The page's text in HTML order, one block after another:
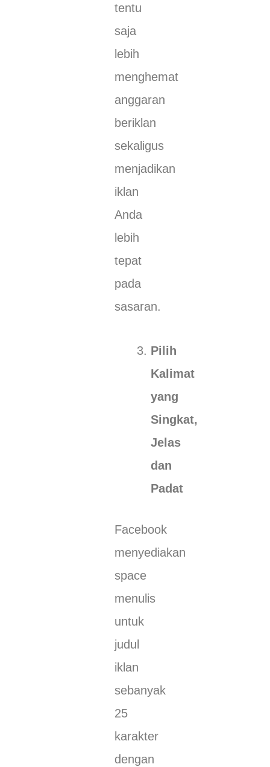
tentu
saja
lebih
menghemat
anggaran
beriklan
sekaligus
menjadikan
iklan
Anda
lebih
tepat
pada
sasaran.
Pilih
Kalimat
yang
Singkat,
Jelas
dan
Padat
Facebook
menyediakan
space
menulis
untuk
judul
iklan
sebanyak
25
karakter
dengan